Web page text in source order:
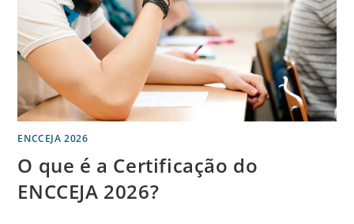
ENCCEJA 2026
O que é a Certificação do
ENCCEJA 2026?